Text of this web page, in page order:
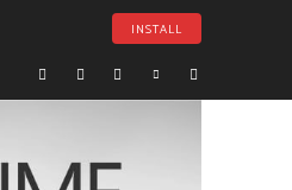
INSTALL